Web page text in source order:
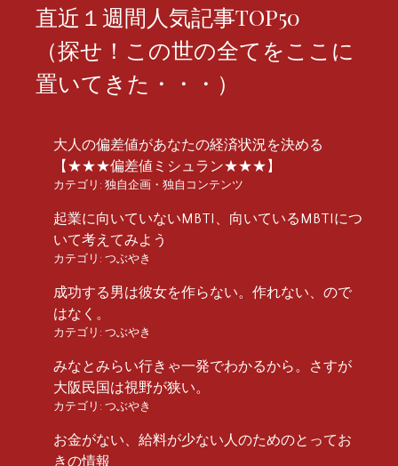
直近１週間人気記事TOP50
（探せ！この世の全てをここに
置いてきた・・・）
大人の偏差値があなたの経済状況を決める
【★★★偏差値ミシュラン★★★】
カテゴリ: 独自企画・独自コンテンツ
起業に向いていないMBTI、向いているMBTIにつ
いて考えてみよう
カテゴリ: つぶやき
成功する男は彼女を作らない。作れない、ので
はなく。
カテゴリ: つぶやき
みなとみらい行きゃ一発でわかるから。さすが
大阪民国は視野が狭い。
カテゴリ: つぶやき
お金がない、給料が少ない人のためのとってお
きの情報